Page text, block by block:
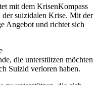
mit dem KrisenKompass
suizidalen Krise. Mit der
Angebot und richtet sich
die unterstützen möchten
Suizid verloren haben.